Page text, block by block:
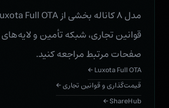
قوانین تجاری، شبکه تأمین و
صفحات مرتبط مراجعه کنید.
Luxota Full OTA ←
قیمت‌گذاری و قوانین تجاری ←
ShareHub ←